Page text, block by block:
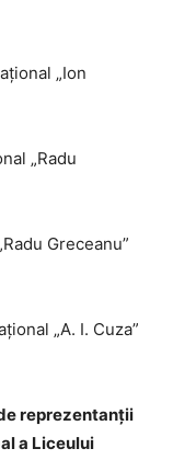
„Ion
„Radu
Greceanu”
„A. I. Cuza”
reprezentanţii
a Liceului